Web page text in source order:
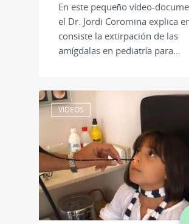
En este pequeño vídeo-
el Dr. Jordi Coromina explica
consiste la extirpación de las
amígdalas en pediatría para…
VIDEOS